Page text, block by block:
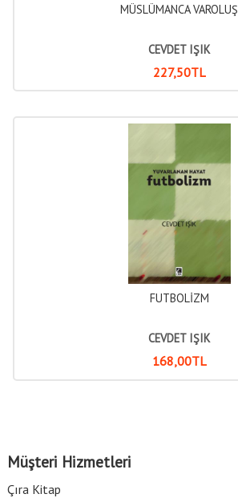
MÜSLÜMANCA VAROLUŞ
CEVDET IŞIK
227,50TL
FUTBOLİZM
CEVDET IŞIK
168,00TL
Müşteri Hizmetleri
Çıra Kitap